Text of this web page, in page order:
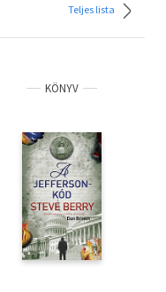
Teljes lista
KÖNYV